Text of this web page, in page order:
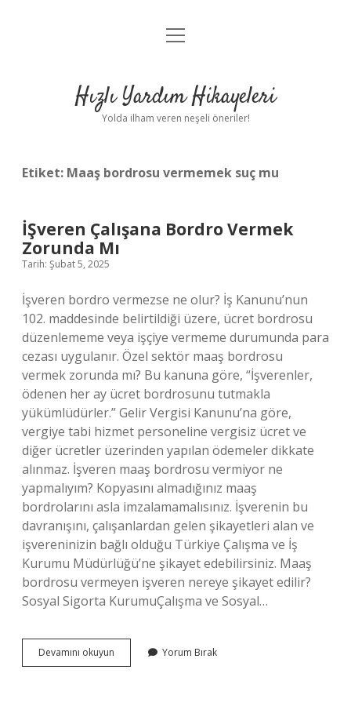
Anasayfa
Yasal Uyarı
menüyü
Hızlı Yardım Hikayeleri
Yolda ilham veren neşeli öneriler!
Etiket: Maaş bordrosu vermemek suç mu
İŞveren Çalışana Bordro Vermek
Zorunda Mı
Tarih: Şubat 5, 2025
İşveren bordro vermezse ne olur? İş Kanunu’nun
102. maddesinde belirtildiği üzere, ücret bordrosu
düzenlememe veya işçiye vermeme durumunda para
cezası uygulanır. Özel sektör maaş bordrosu
vermek zorunda mı? Bu kanuna göre, “İşverenler,
ödenen her ay ücret bordrosunu tutmakla
yükümlüdürler.” Gelir Vergisi Kanunu’na göre,
vergiye tabi hizmet personeline vergisiz ücret ve
diğer ücretler üzerinden yapılan ödemeler dikkate
alınmaz. İşveren maaş bordrosu vermiyor ne
yapmalıyım? Kopyasını almadığınız maaş
bordrolarını asla imzalamamalısınız. İşverenin bu
davranışını, çalışanlardan gelen şikayetleri alan ve
işvereninizin bağlı olduğu Türkiye Çalışma ve İş
Kurumu Müdürlüğü’ne şikayet edebilirsiniz. Maaş
bordrosu vermeyen işveren nereye şikayet edilir?
Sosyal Sigorta KurumuÇalışma ve Sosyal…
Devamını okuyun
Çalışana
Yorum Bırak